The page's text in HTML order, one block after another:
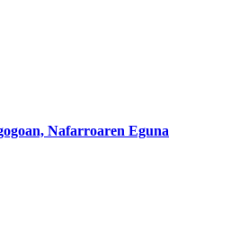
Nafarroaren Eguna